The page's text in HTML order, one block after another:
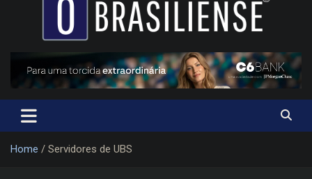
Um diário de notícias que trabalha por Brasília
Home Servidores de UBS